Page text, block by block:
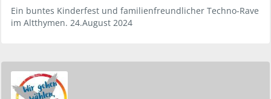
Ein buntes Kinderfest und familienfreundlicher Techno-Rave
im Altthymen. 24.August 2024